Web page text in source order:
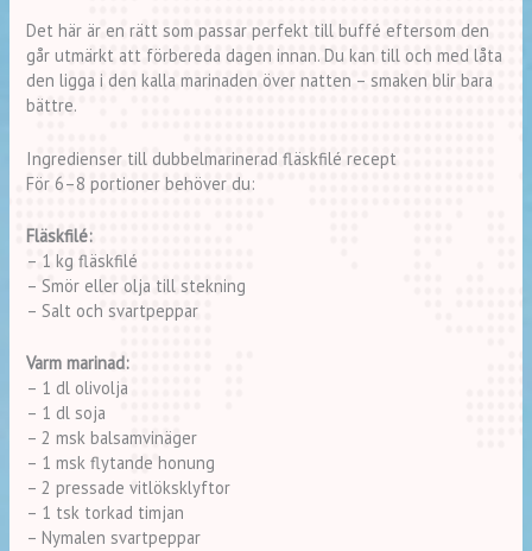
Det här är en rätt som passar perfekt till buffé eftersom den
går utmärkt att förbereda dagen innan. Du kan till och med låta
den ligga i den kalla marinaden över natten – smaken blir bara
bättre.
Ingredienser till dubbelmarinerad fläskfilé recept
För 6–8 portioner behöver du:
Fläskfilé:
– 1 kg fläskfilé
– Smör eller olja till stekning
– Salt och svartpeppar
Varm marinad:
– 1 dl olivolja
– 1 dl soja
– 2 msk balsamvinäger
– 1 msk flytande honung
– 2 pressade vitlöksklyftor
– 1 tsk torkad timjan
– Nymalen svartpeppar